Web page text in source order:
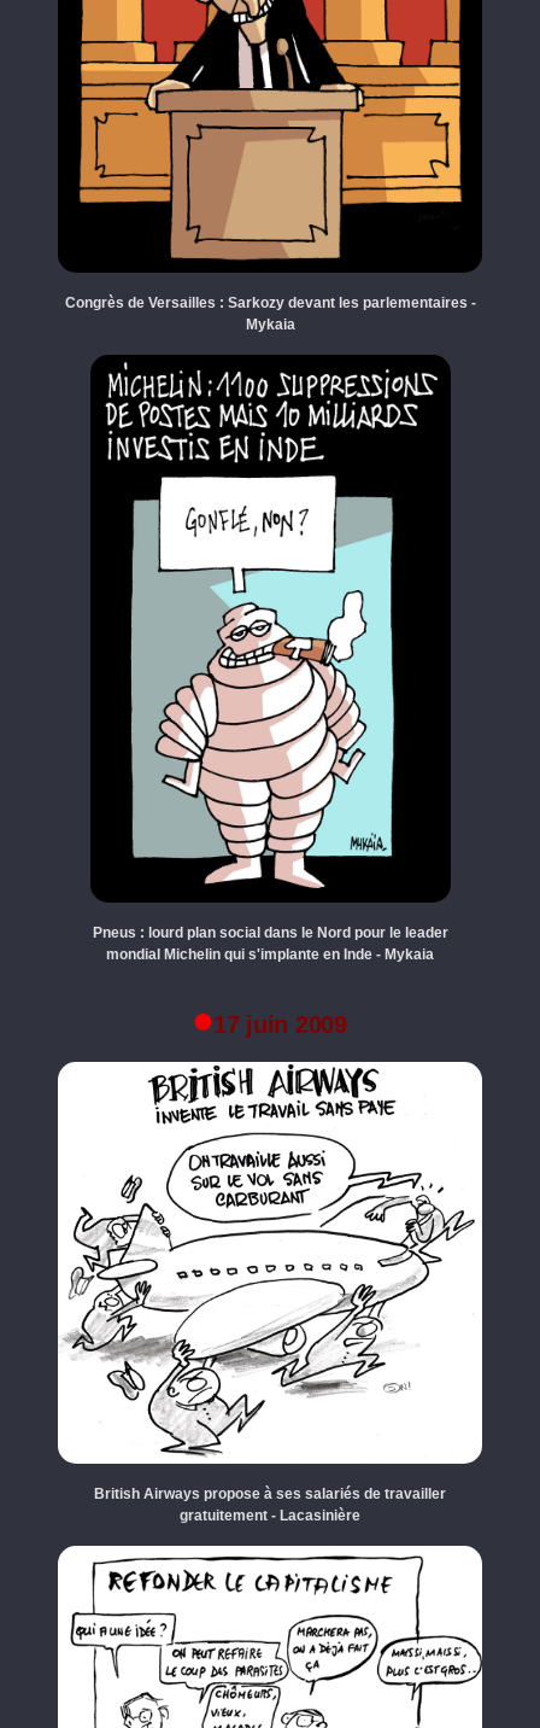
Congrès de Versailles : Sarkozy devant les parlementaires -
Mykaia
Pneus : lourd plan social dans le Nord pour le leader
mondial Michelin qui s'implante en Inde - Mykaia
17 juin 2009
British Airways propose à ses salariés de travailler
gratuitement - Lacasinière